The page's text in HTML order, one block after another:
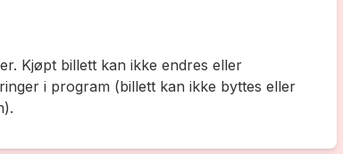
Kjøpt billett kan ikke endres eller
i program (billett kan ikke byttes eller